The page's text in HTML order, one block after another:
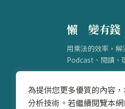
懶得變有錢
用乘法的效率，解
Podcast、閱讀、
為提供您更多優質的內容
分析技術。若繼續閱覽本